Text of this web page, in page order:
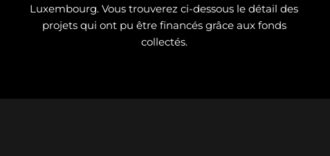
Luxembourg. Vous trouverez ci-dessous le détail des
projets qui ont pu être financés grâce aux fonds
collectés.